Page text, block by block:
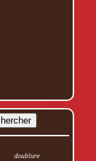
doublure